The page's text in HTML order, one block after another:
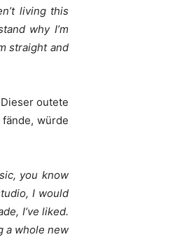
living this
why I’m
straight and
outete
würde
you know
I would
I’ve liked.
a whole new